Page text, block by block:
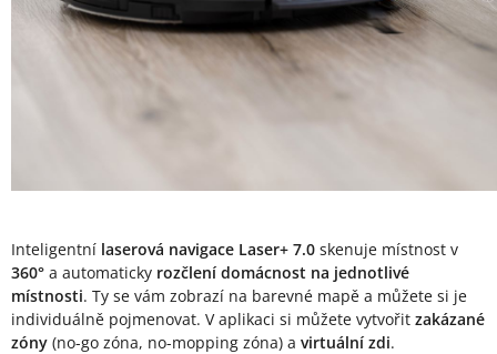
Inteligentní laserová navigace Laser+ 7.0 skenuje místnost v
360° a automaticky rozčlení domácnost na jednotlivé
místnosti. Ty se vám zobrazí na barevné mapě a můžete si je
individuálně pojmenovat. V aplikaci si můžete vytvořit zakázané
zóny (no-go zóna, no-mopping zóna) a virtuální zdi.